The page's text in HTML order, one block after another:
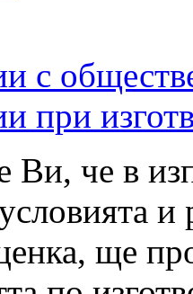
с
при
че в
ще